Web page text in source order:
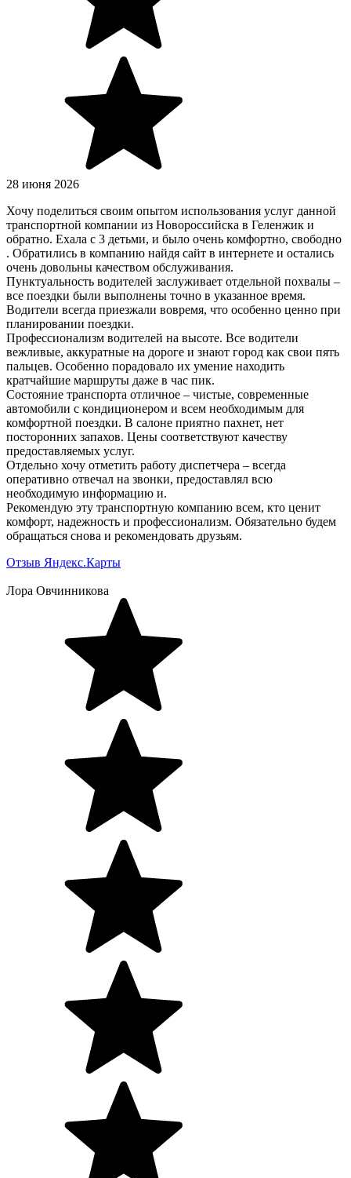
28 июня 2026
Хочу поделиться своим опытом использования услуг данной
транспортной компании из Новороссийска в Геленжик и
обратно. Ехала с 3 детьми, и было очень комфортно, свободно
. Обратились в компанию найдя сайт в интернете и остались
очень довольны качеством обслуживания.
Пунктуальность водителей заслуживает отдельной похвалы –
все поездки были выполнены точно в указанное время.
Водители всегда приезжали вовремя, что особенно ценно при
планировании поездки.
Профессионализм водителей на высоте. Все водители
вежливые, аккуратные на дороге и знают город как свои пять
пальцев. Особенно порадовало их умение находить
кратчайшие маршруты даже в час пик.
Состояние транспорта отличное – чистые, современные
автомобили с кондиционером и всем необходимым для
комфортной поездки. В салоне приятно пахнет, нет
посторонних запахов. Цены соответствуют качеству
предоставляемых услуг.
Отдельно хочу отметить работу диспетчера – всегда
оперативно отвечал на звонки, предоставлял всю
необходимую информацию и.
Рекомендую эту транспортную компанию всем, кто ценит
комфорт, надежность и профессионализм. Обязательно будем
обращаться снова и рекомендовать друзьям.
Отзыв Яндекс.Карты
Лора Овчинникова